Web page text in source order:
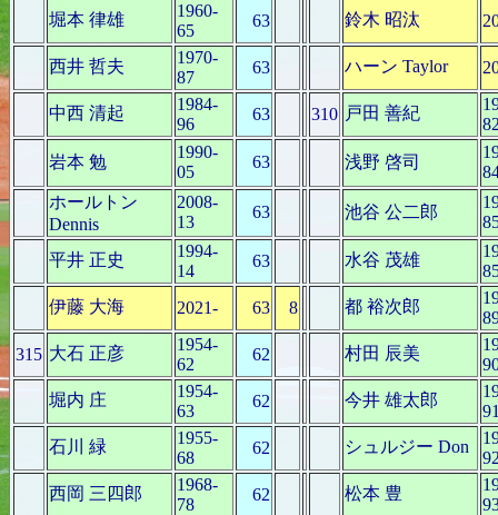
堀本 律雄
1960-
65
63 鈴木 昭汰
西井 哲夫
1970-
87
63 ハーン Taylor
中西 清起
1984-
96
63 310 戸田 善紀
岩本 勉
1990-
05
63 浅野 啓司
ホールトン
Dennis
2008-
13
63 池谷 公二郎
平井 正史
1994-
14
63 水谷 茂雄
伊藤 大海
2021- 63 8 都 裕次郎
315 大石 正彦
1954-
62
62 村田 辰美
堀内 庄
1954-
63
62 今井 雄太郎
石川 緑
1955-
68
62 シュルジー Don
西岡 三四郎
1968-
78
62 松本 豊